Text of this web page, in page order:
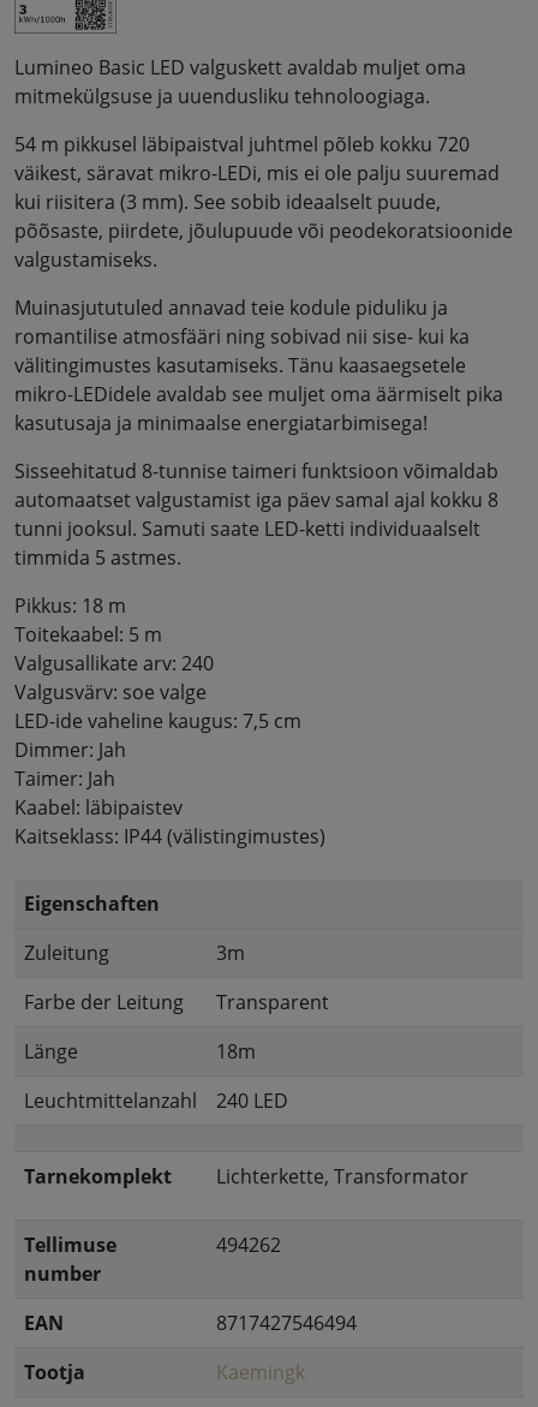
Lumineo Basic LED valguskett avaldab muljet oma
mitmekülgsuse ja uuendusliku tehnoloogiaga.
54 m pikkusel läbipaistval juhtmel põleb kokku 720
väikest, säravat mikro-LEDi, mis ei ole palju suuremad
kui riisitera (3 mm). See sobib ideaalselt puude,
põõsaste, piirdete, jõulupuude või peodekoratsioonide
valgustamiseks.
Muinasjututuled annavad teie kodule piduliku ja
romantilise atmosfääri ning sobivad nii sise- kui ka
välitingimustes kasutamiseks. Tänu kaasaegsetele
mikro-LEDidele avaldab see muljet oma äärmiselt pika
kasutusaja ja minimaalse energiatarbimisega!
Sisseehitatud 8-tunnise taimeri funktsioon võimaldab
automaatset valgustamist iga päev samal ajal kokku 8
tunni jooksul. Samuti saate LED-ketti individuaalselt
timmida 5 astmes.
Pikkus: 18 m
Toitekaabel: 5 m
Valgusallikate arv: 240
Valgusvärv: soe valge
LED-ide vaheline kaugus: 7,5 cm
Dimmer: Jah
Taimer: Jah
Kaabel: läbipaistev
Kaitseklass: IP44 (välistingimustes)
Eigenschaften
Zuleitung
3m
Farbe der Leitung
Transparent
Länge
18m
Leuchtmittelanzahl
240 LED
Tarnekomplekt Lichterkette, Transformator
Tellimuse
number
494262
EAN
8717427546494
Tootja
Kaemingk